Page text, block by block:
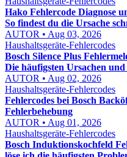
Hako Fehlercode Diagnose
So findest du die Ursache
AUTOR • Aug 03, 2026
Haushaltsgeräte-Fehlercodes
Bosch Silence Plus
Die häufigsten Ursachen
AUTOR • Aug 02, 2026
Haushaltsgeräte-Fehlercodes
Fehlercodes bei Bosch
Fehlerbehebung
AUTOR • Aug 01, 2026
Haushaltsgeräte-Fehlercodes
Bosch Induktionskochfeld